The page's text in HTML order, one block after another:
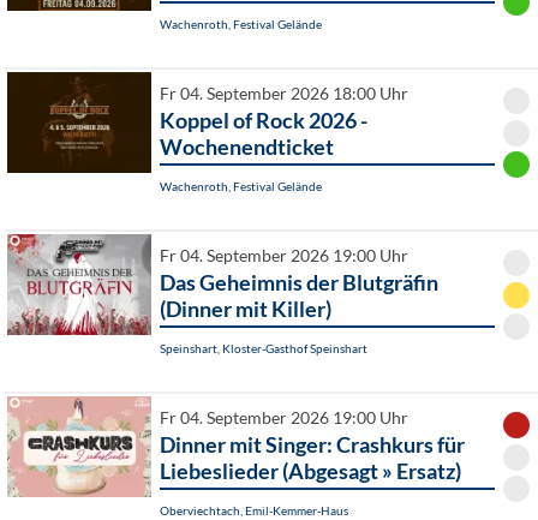
Wachenroth, Festival Gelände
Fr 04. September 2026 18:00 Uhr
Koppel of Rock 2026 -
Wochenendticket
Wachenroth, Festival Gelände
Fr 04. September 2026 19:00 Uhr
Das Geheimnis der Blutgräfin
(Dinner mit Killer)
Speinshart, Kloster-Gasthof Speinshart
Fr 04. September 2026 19:00 Uhr
Dinner mit Singer: Crashkurs für
Liebeslieder (Abgesagt » Ersatz)
Oberviechtach, Emil-Kemmer-Haus